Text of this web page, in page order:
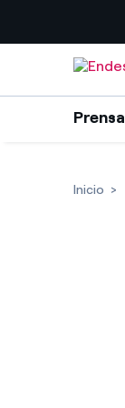
Prensa
Inicio